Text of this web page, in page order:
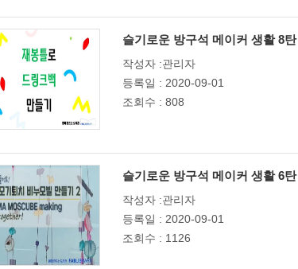
슬기로운 방구석 메이커 생활 8
작성자 :관리자
등록일 : 2020-09-01
조회수 : 808
슬기로운 방구석 메이커 생활 6
작성자 :관리자
등록일 : 2020-09-01
조회수 : 1126